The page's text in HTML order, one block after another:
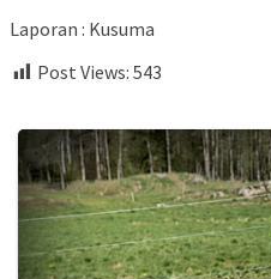
Laporan : Kusuma
Post Views: 543